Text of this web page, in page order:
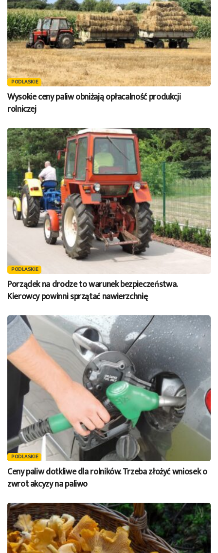
PODLASKIE
Wysokie ceny paliw obniżają opłacalność produkcji
rolniczej
PODLASKIE
Porządek na drodze to warunek bezpieczeństwa.
Kierowcy powinni sprzątać nawierzchnię
PODLASKIE
Ceny paliw dotkliwe dla rolników. Trzeba złożyć wniosek o
zwrot akcyzy na paliwo